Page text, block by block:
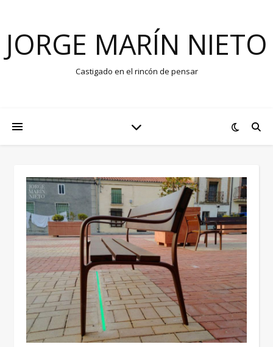
JORGE MARÍN NIETO
Castigado en el rincón de pensar